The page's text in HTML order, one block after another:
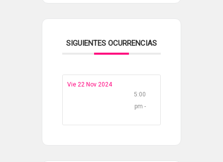
SIGUIENTES OCURRENCIAS
Vie 22 Nov 2024
5:00
pm -